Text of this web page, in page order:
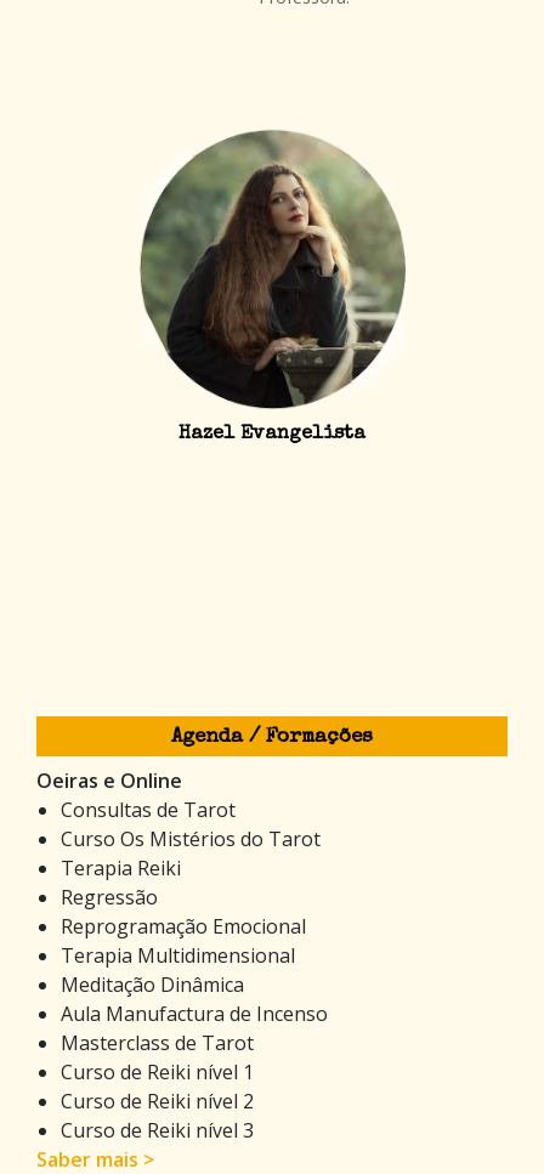
Hazel Evangelista
Agenda / Formações
Oeiras e Online
Consultas de Tarot
Curso Os Mistérios do Tarot
Terapia Reiki
Regressão
Reprogramação Emocional
Terapia Multidimensional
Meditação Dinâmica
Aula Manufactura de Incenso
Masterclass de Tarot
Curso de Reiki nível 1
Curso de Reiki nível 2
Curso de Reiki nível 3
Saber mais >